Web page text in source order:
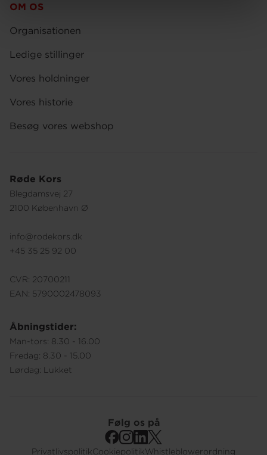
Røde Kors
Blegdamsvej 27
2100 København Ø
info@rodekors.dk
+45 35 25 92 00
CVR: 20700211
EAN: 5790002478093
Åbningstider:
Man-tors: 8.30 - 16.00
Fredag: 8.30 - 15.00
Lørdag: Lukket
OM OS
Organisationen
Ledige stillinger
Vores holdninger
Vores historie
Besøg vores webshop
PrivatlivspolitikCookiepolitikWhistleblowerordning
Følg os på